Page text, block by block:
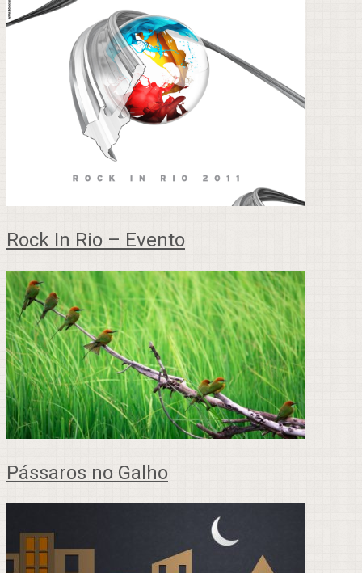
Rock In Rio – Evento
Pássaros no Galho